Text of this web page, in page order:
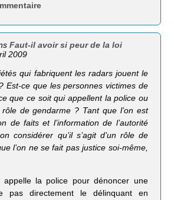
Faut-il avoir si peur de la loi
2009
qui fabriquent les radars jouent le
Est-ce que les personnes victimes de
que ce soit qui appellent la police ou
de gendarme ? Tant que l’on est
de faits et l’information de l’autorité
considérer qu’il s’agit d’un rôle de
l’on ne se fait pas justice soi-même,
appelle la police pour dénoncer une
pas directement le délinquant en